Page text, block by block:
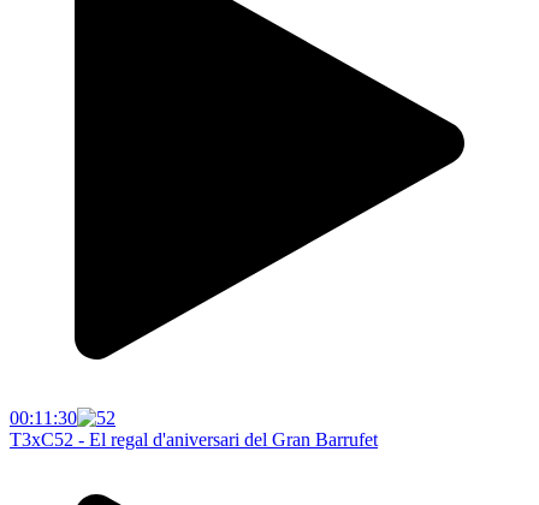
00:11:30
T3xC52 - El regal d'aniversari del Gran Barrufet